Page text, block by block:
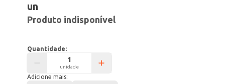
un
Produto indisponível
Quantidade:
unidade
Adicione mais: